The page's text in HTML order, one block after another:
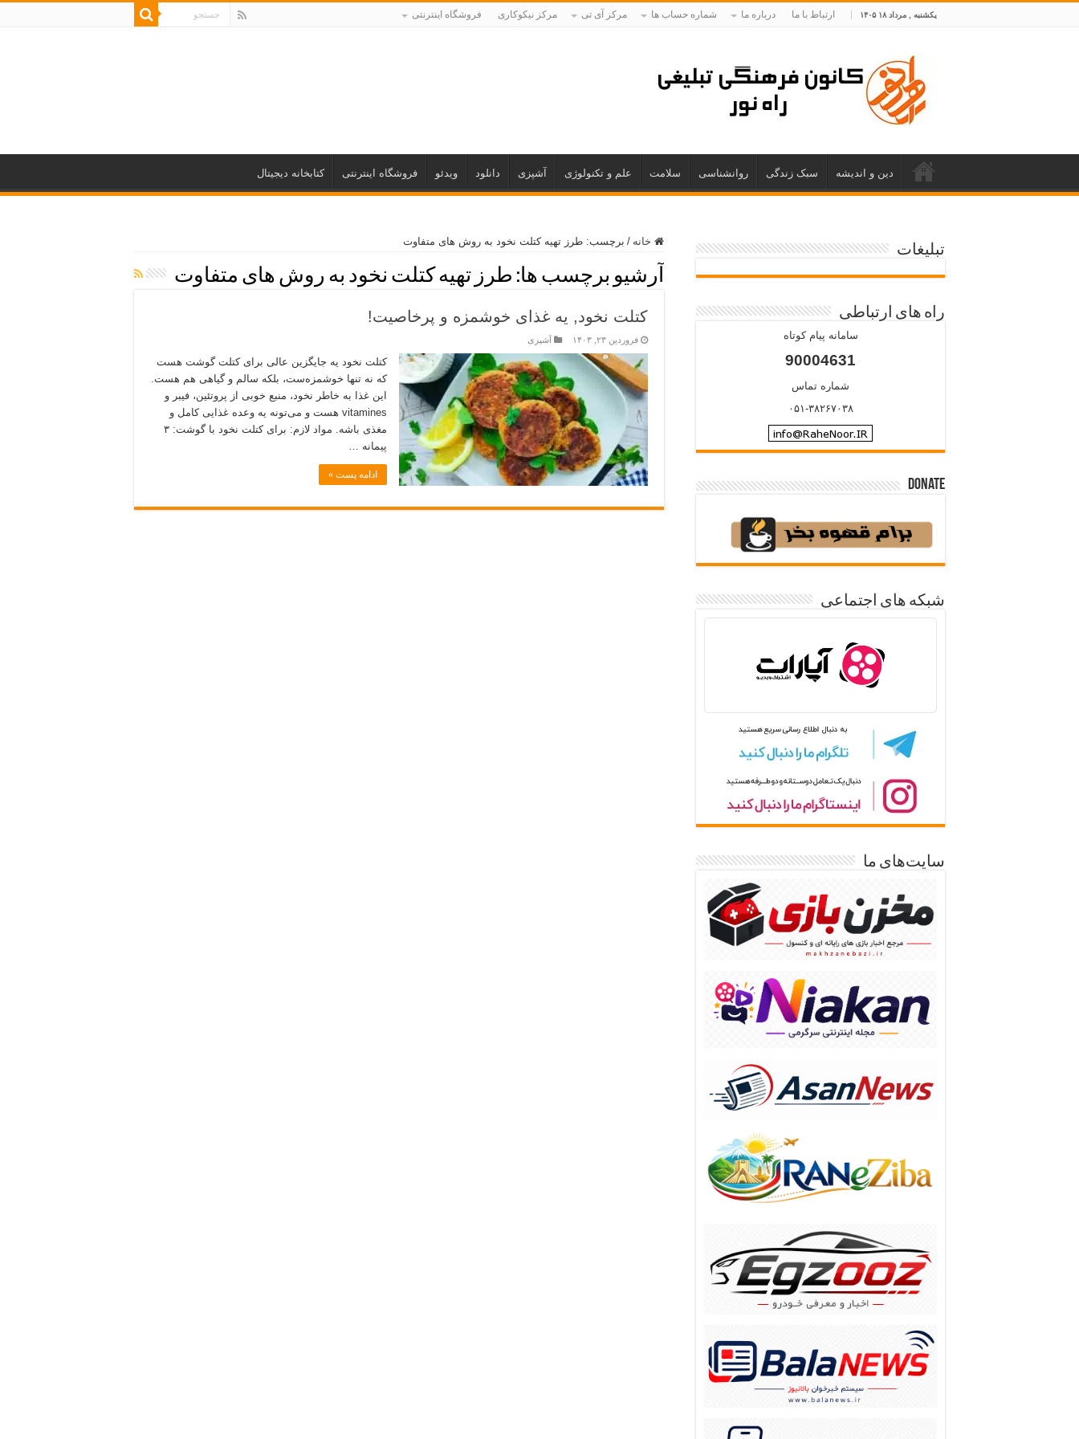
یکشنبه , مرداد ۱۸ ۱۴۰۵ ارتباط با ما درباره ما شماره حساب ها مرکز آی تی مرکز نیکوکاری فروشگاه اینترنتی
دین و اندیشه سبک زندگی روانشناسی سلامت علم و تکنولوژی آشپزی دانلود ویدئو فروشگاه اینترنتی کتابخانه دیجیتال
خانه / برچسب: طرز تهیه کتلت نخود به روش های متفاوت
آرشیو برچسب ها: طرز تهیه کتلت نخود به روش های متفاوت
کتلت نخود, یه غذای خوشمزه و پرخاصیت!
فروردین ۲۳, ۱۴۰۳ آشپزی
کتلت نخود یه جایگزین عالی برای کتلت گوشت هست
که نه تنها خوشمزه‌ست، بلکه سالم و گیاهی هم هست.
این غذا به خاطر نخود، منبع خوبی از پروتئین، فیبر و
vitamines هست و می‌تونه یه وعده غذایی کامل و
مغذی باشه. مواد لازم: برای کتلت نخود با گوشت: ۳
پیمانه …
ادامه پست »
تبلیغات
راه های ارتباطی
سامانه پیام کوتاه
90004631
شماره تماس
۰۵۱-۳۸۲۶۷۰۳۸
Donate
شبکه های اجتماعی
سایت‌های ما